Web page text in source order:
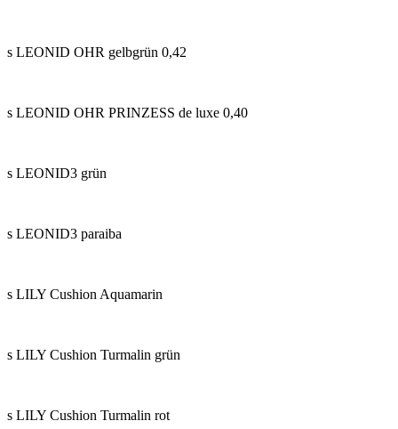
s LEONID OHR gelbgrün 0,42
s LEONID OHR PRINZESS de luxe 0,40
s LEONID3 grün
s LEONID3 paraiba
s LILY Cushion Aquamarin
s LILY Cushion Turmalin grün
s LILY Cushion Turmalin rot